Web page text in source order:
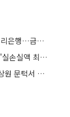
전임 지주 회장 친인척에 616억 대출해준 우리은행…금감원 "내부통제 오작동"
금감원에 350억 부정대출 적발된 우리은행 "실손실액 최대 158억"
美 클래리티 법안 연내 통과 가능성 13%…상원 문턱서 제동